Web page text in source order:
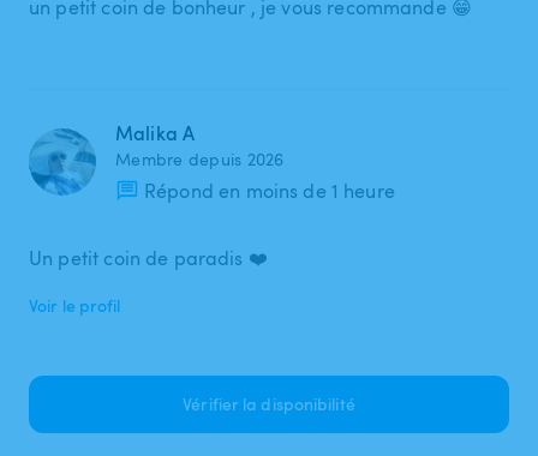
un petit coin de bonheur , je vous recommande 😁
Malika A
Membre depuis 2026
Répond en moins de 1 heure
Un petit coin de paradis ❤️
Voir le profil
Vérifier la disponibilité